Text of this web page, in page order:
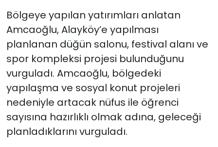
Bölgeye yapılan yatırımları anlatan
Amcaoğlu, Alayköy’e yapılması
planlanan düğün salonu, festival alanı ve
spor kompleksi projesi bulunduğunu
vurguladı. Amcaoğlu, bölgedeki
yapılaşma ve sosyal konut projeleri
nedeniyle artacak nüfus ile öğrenci
sayısına hazırlıklı olmak adına, geleceği
planladıklarını vurguladı.